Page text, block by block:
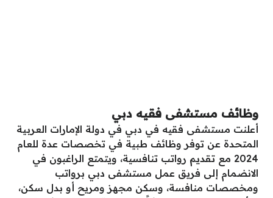
وظائف مستشفى فقيه دبي
أعلنت مستشفى فقيه في دبي في دولة الإمارات العربية
المتحدة عن توفر وظائف طبية في تخصصات عدة للعام
2024 مع تقديم رواتب تنافسية، ويتمتع الراغبون في
الانضمام إلى فريق عمل مستشفى دبي برواتب
ومخصصات منافسة، وسكن مجهز ومريح أو بدل سكن،